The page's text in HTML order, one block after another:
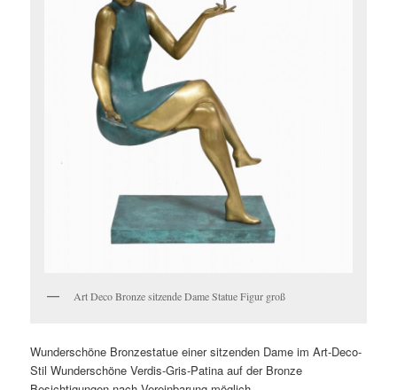
Art Deco Bronze sitzende Dame Statue Figur groß
Wunderschöne Bronzestatue einer sitzenden Dame im Art-Deco-
Stil Wunderschöne Verdis-Gris-Patina auf der Bronze